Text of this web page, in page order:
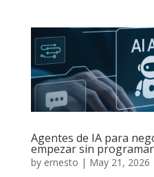
Agentes de IA para
empezar sin programar
by ernesto | May 21, 2026